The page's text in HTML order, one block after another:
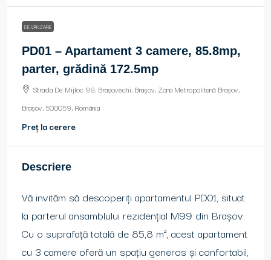
DE VÂNZARE
PD01 – Apartament 3 camere, 85.8mp,
parter, grădină 172.5mp
Strada De Mijloc 99, Brașovechi, Brașov, Zona Metropolitană Brașov,
Brașov, 500059, România
Preț la cerere
Descriere
Vă invităm să descoperiți apartamentul PD01, situat
la parterul ansamblului rezidențial M99 din Brașov.
Cu o suprafață totală de 85,8 m², acest apartament
cu 3 camere oferă un spațiu generos și confortabil,